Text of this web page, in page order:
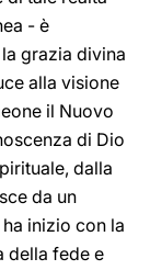
- è
grazia divina
alla visione
il Nuovo
di Dio
dalla
da un
inizio con la
della fede e